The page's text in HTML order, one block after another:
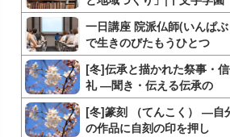
一日講座 院派仏師(いんぱ
で生きのびたもうひとつ
[冬]伝承と描かれた祭事・
礼 ―聞き・伝える伝承の
[冬]篆刻 （てんこく） ―自
の作品に自刻の印を押し